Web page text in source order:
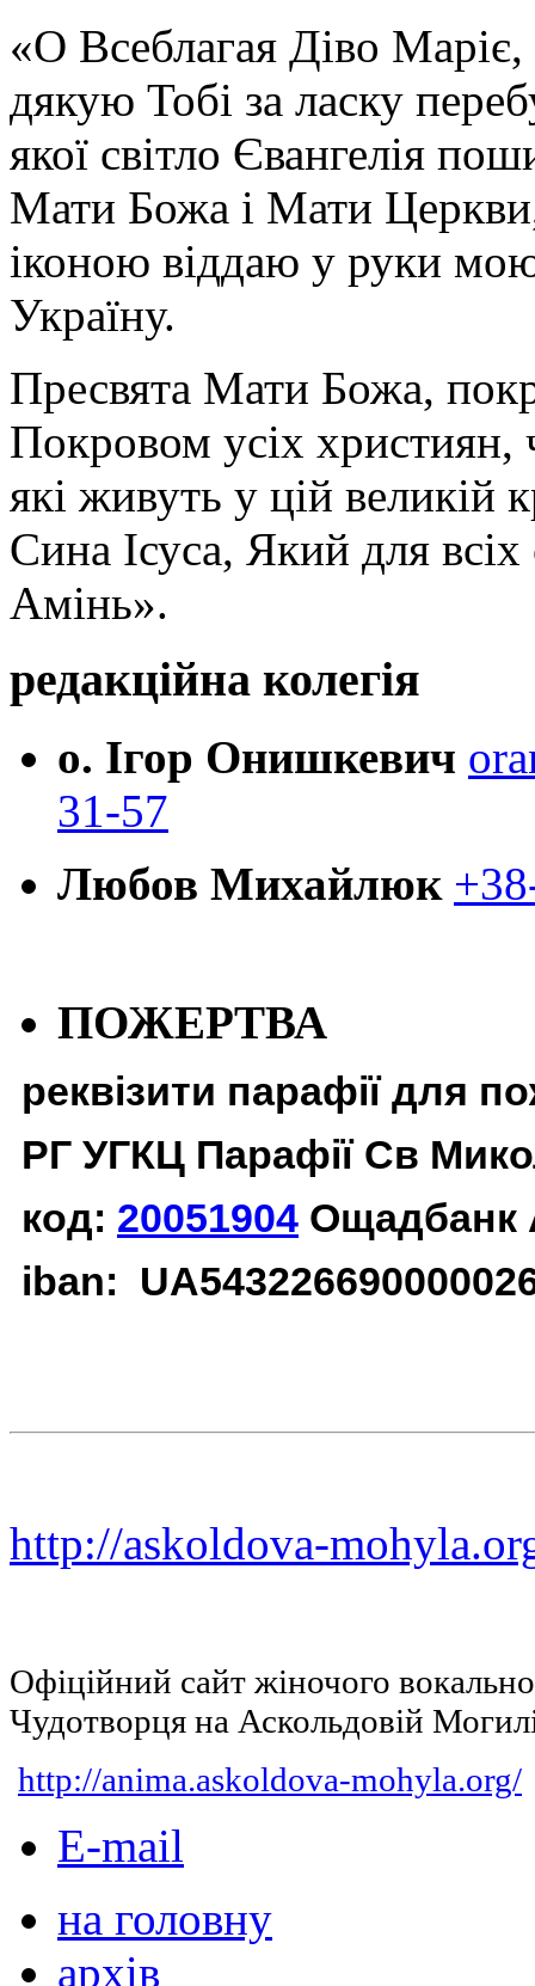
«О Всеблагая Діво
дякую Тобі за ласку
якої світло Євангелія
Мати Божа і Мати
іконою віддаю у руки
Україну.
Пресвята Мати Божа,
Покровом усіх християн,
які живуть у цій великій
Сина Ісуса, Який для
Амінь».
редакційна колегія
о. Ігор Онишкевич
31-57
Любов Михайлюк
ПОЖЕРТВА
реквізити парафії для
РГ УГКЦ Парафії Св
код: 20051904 Ощадбанк
iban:
http://askoldova-
Офіційний сайт жіночого
Чудотворця на Аскольдовій
http://anima.askoldova-mohyla.org/
E-mail
на головну
архів